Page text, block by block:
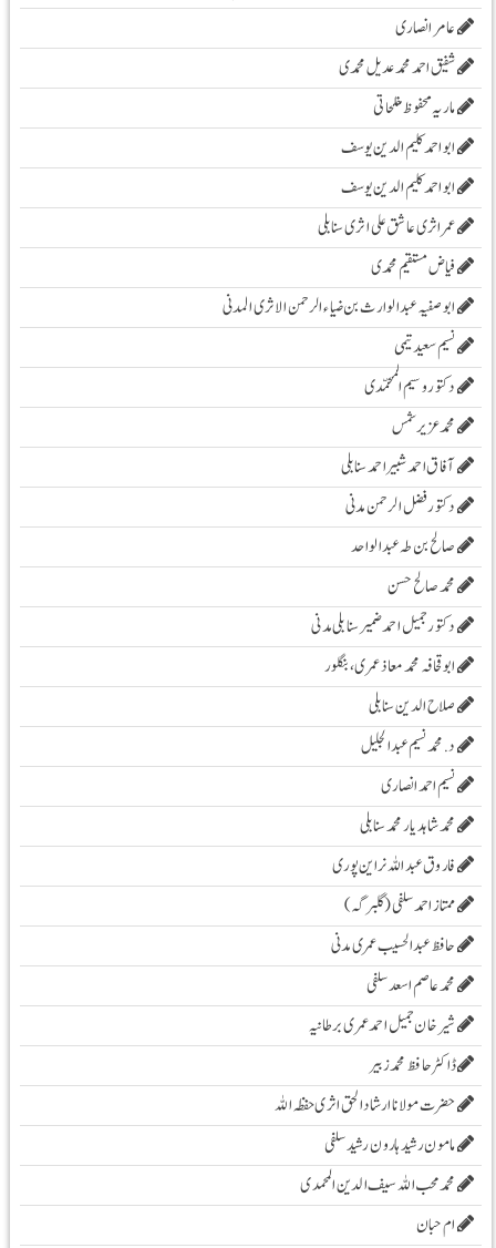
عامر انصاری
شفیق احمد محمد عدیل محمدی
ماریہ محفوظ مفلحاتی
ابو احمد کلیم الدین یوسف
ابو احمد کلیم الدین یوسف
عمر اثری عاشق علی اثری سنابلی
فیاض مستقیم محمدی
ابو صفیہ عبدالوارث بن ضیاء الرحمن الاثری المدنی
نسیم سعید تیمی
دکتور وسیم المحمّدی
محمدعزیرشمس
آفاق احمد شبیر احمد سنابلی
دکتور فضل الرحمن مدنی
صالح بن طہ عبد الواحد
محمد صالح حسن
دکتور جمیل احمد ضمیر سنابلی مدنی
ابو قحافہ محمد معاذ عمری، بنگلور
صلاح الدین سنابلی
د. محمد نسیم عبد الجلیل
نسیم احمد انصاری
محمد شاہد یار محمد سنابلی
فاروق عبد اللہ نراین پوری
ممتاز احمد سلفی (گلبرگہ)
حافظ عبدالحسیب عمری مدنی
محمد عاصم اسعد سلفی
شیرخان جمیل احمد عمری برطانیہ
ڈاکٹر حافظ محمد زبیر
حضرت مولانا ارشادا لحق اثری حفظہ اللہ
مامون رشید ہارون رشید سلفی
محمد محب اللہ سیف الدین المحمدی
ام حبان